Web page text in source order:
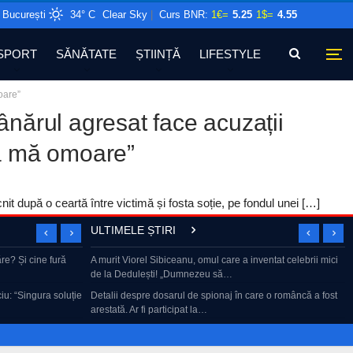
București 34° C Clear Sky |Curs BNR: 1€= 5.25 1$= 4.55
SĂNĂTATE ȘTIINȚĂ LIFESTYLE
agresat face acuzații
omoare”
după o ceartă între victimă și fosta soție, pe fondul unei […]
Și cine fură
“Singura soluție
BEST OF „Dan Capatos Show” | Greii manelelor, SHOW la
Cancan
Mai contează facultatea?
ULTIMELE ȘTIRI
funcția. A
A murit Viorel Sibiceanu, omul care a inventat celebrii mici
de la Dedulești! „Dumnezeu să…
Detalii despre dosarul de spionaj în care o româncă a fost
arestată. Ar fi participat la…